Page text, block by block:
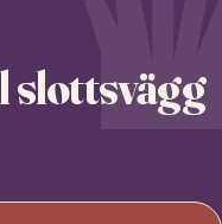
slottsvägg